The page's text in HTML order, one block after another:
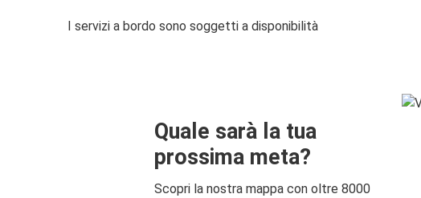
I servizi a bordo sono soggetti a disponibilità
Quale sarà la tua
prossima meta?
Scopri la nostra mappa con oltre 8000